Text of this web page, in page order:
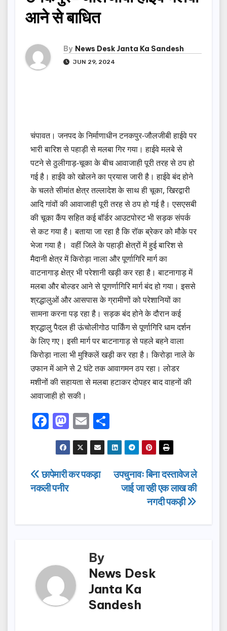
आने से बाधित
By News Desk Janta Ka Sandesh
JUN 29, 2024
चंपावत। जनपद के निर्माणाधीन टनकपुर-जौलजीबी हाईवे पर
भारी बारिश से पहाड़ी से मलबा गिर गया। हाईवे मलबे से
पटने से ठुलीगाड़-चूका के बीच आवाजाही पूरी तरह से ठप हो
गई है। हाईवे को खोलने का प्रयास जारी है। हाईवे बंद होने
के चलते सीमांत क्षेत्र तल्लादेश के साथ ही चूका, खिर‌द्वारी
आदि गांवों की आवाजाही पूरी तरह से ठप हो गई है। एसएसबी
की चूका कैंप सहित कई बॉर्डर आउटपोस्ट भी सड़क संपर्क
से कट गया है। बताया जा रहा है कि रॉक ब्रेकर को मौके पर
भेजा गया है। वहीं जिले के पहाड़ी क्षेत्रों में हुई बारिश से
मैदानी क्षेत्र में किरोड़ा नाला और पूर्णागिरि मार्ग का
वाटनागाड़ क्षेत्र भी परेशानी खड़ी कर रहा है। बाटनागाड़ में
मलबा और बोल्डर आने से पूणर्णागिरि मार्ग बंद हो गया। इससे
श्रद्धालुओं और आसपास के ग्रामीणों को परेशानियों का
सामना करना पड़ रहा है। सड़क बंद होने के दौरान कई
श्रद्धालु पैदल ही ऊंचोलीगोठ पार्किंग से पूर्णागिरि धाम दर्शन
के लिए गए। इसी मार्ग पर बाटनागाड़ से पहले बहने वाला
किरोड़ा नाला भी मुश्किलें खड़ी कर रहा है। किरोड़ा नाले के
उफान में आने से 2 घंटे तक आवागमन ठप रहा। लोडर
मशीनों की सहायता से मलबा हटाकर दोपहर बाद वाहनों की
आवाजाही हो सकी।
F
a
c
e
b
M
a
st
o
d
E
m
ail
h
ar
e
Post
navigation
उपचुनावः बिना दस्तावेज ले
जाई जा रही एक लाख की
नगदी पकड़ी
छापेमारी कर पकड़ा
नकली पनीर
By
News Desk
Janta Ka
Sandesh